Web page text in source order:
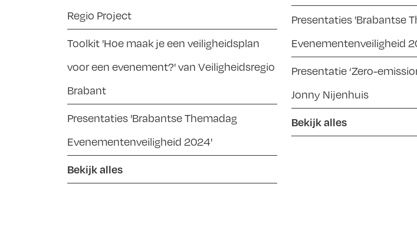
Regio Project
Toolkit 'Hoe maak je een veiligheidsplan
voor een evenement?' van Veiligheidsregio
Brabant
Presentaties 'Brabantse Themadag
Evenementenveiligheid 2024'
Bekijk alles
Presentaties 'Brabantse
Evenementenveiligheid
Presentatie ‘Zero-
Jonny Nijenhuis
Bekijk alles